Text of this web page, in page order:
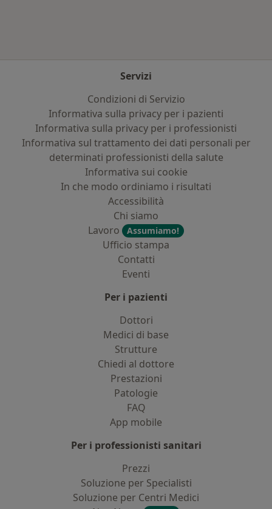
Servizi
Condizioni di Servizio
Informativa sulla privacy per i pazienti
Informativa sulla privacy per i professionisti
Informativa sul trattamento dei dati personali per
determinati professionisti della salute
Informativa sui cookie
In che modo ordiniamo i risultati
Accessibilità
Chi siamo
Lavoro
Assumiamo!
Ufficio stampa
Contatti
Eventi
Per i pazienti
Dottori
Medici di base
Strutture
Chiedi al dottore
Prestazioni
Patologie
FAQ
App mobile
Per i professionisti sanitari
Prezzi
Soluzione per Specialisti
Soluzione per Centri Medici